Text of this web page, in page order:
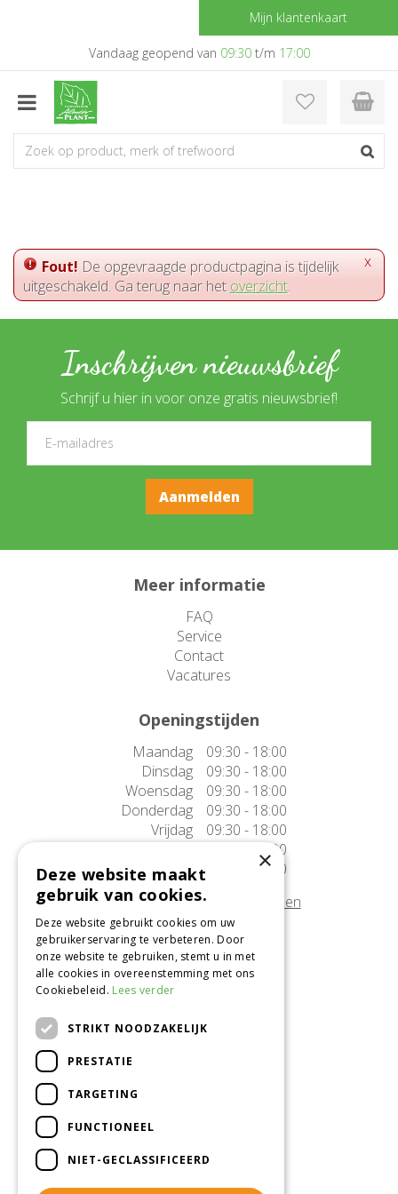
a
Mijn klantenkaart
Vandaag geopend van 09:30t/m 17:00
x
Fout! De opgevraagde productpagina is tijdelijk
uitgeschakeld. Ga terug naar het overzicht.
Inschrijven nieuwsbrief
Schrijf u hier in voor onze gratis nieuwsbrief!
Meer informatie
FAQ
Service
Contact
Vacatures
Openingstijden
Maandag
09:30 - 18:00
Dinsdag
09:30 - 18:00
Woensdag
09:30 - 18:00
Donderdag
09:30 - 18:00
Vrijdag
09:30 - 18:00
Zaterdag
09:30 - 17:00
Zondag
10:00 - 17:00
Afwijkende openingstijden tonen
Onze locatie
Tuincentrum Alméérplant
Jac. P. Thijsseweg 4
pinterest
×
Deze website maakt
gebruik van cookies.
Deze website gebruikt cookies om uw
gebruikerservaring te verbeteren. Door
onze website te gebruiken, stemt u in met
alle cookies in overeenstemming met ons
Cookiebeleid. Lees verder
STRIKT NOODZAKELIJK
PRESTATIE
TARGETING
FUNCTIONEEL
NIET-GECLASSIFICEERD